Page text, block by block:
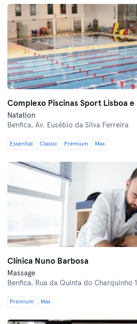
Complexo Piscinas Sport Lisboa e
Natation
Benfica, Av. Eusébio da Silva Ferreira
Essential Classic Premium Max
Clínica Nuno Barbosa
Massage
Benfica, Rua da Quinta do Charquinho
Premium Max